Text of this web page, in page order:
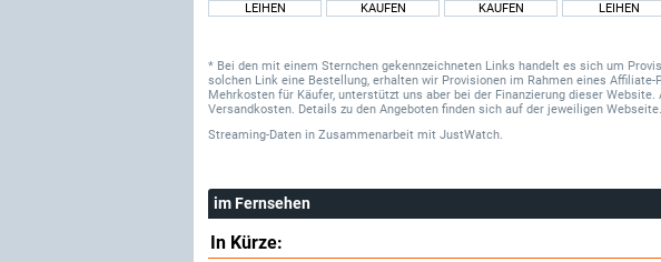
LEIHEN KAUFEN KAUFEN LEIHEN
* Bei den mit einem Sternchen gekennzeichneten Links handelt es sich um
solchen Link eine Bestellung, erhalten wir Provisionen im Rahmen eines
Mehrkosten für Käufer, unterstützt uns aber bei der Finanzierung dieser
Versandkosten. Details zu den Angeboten finden sich auf der jeweiligen Webseite.
Streaming-Daten in Zusammenarbeit mit JustWatch.
im Fernsehen
In Kürze: